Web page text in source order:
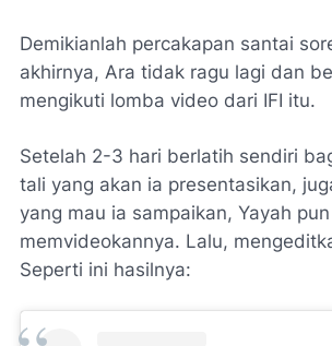
Demikianlah percakapan santai
akhirnya, Ara tidak ragu lagi dan
mengikuti lomba video dari IFI itu.
Setelah 2-3 hari berlatih sendiri
tali yang akan ia presentasikan,
yang mau ia sampaikan, Yayah pun
memvideokannya. Lalu,
Seperti ini hasilnya: